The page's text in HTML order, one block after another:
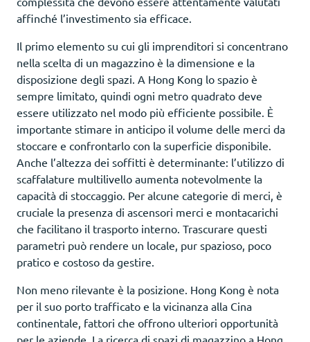
affinché l’investimento sia efficace.
Il primo elemento su cui gli imprenditori si concentrano
nella scelta di un magazzino è la dimensione e la
disposizione degli spazi. A Hong Kong lo spazio è
sempre limitato, quindi ogni metro quadrato deve
essere utilizzato nel modo più efficiente possibile. È
importante stimare in anticipo il volume delle merci da
stoccare e confrontarlo con la superficie disponibile.
Anche l’altezza dei soffitti è determinante: l’utilizzo di
scaffalature multilivello aumenta notevolmente la
capacità di stoccaggio. Per alcune categorie di merci, è
cruciale la presenza di ascensori merci e montacarichi
che facilitano il trasporto interno. Trascurare questi
parametri può rendere un locale, pur spazioso, poco
pratico e costoso da gestire.
Non meno rilevante è la posizione. Hong Kong è nota
per il suo porto trafficato e la vicinanza alla Cina
continentale, fattori che offrono ulteriori opportunità
per le aziende. La ricerca di spazi di magazzino a Hong